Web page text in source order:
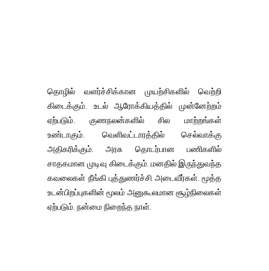
தொழில் வளர்ச்சிக்கான முயற்சிகளில் வெற்றி
கிடைக்கும். உடல் ஆரோக்கியத்தில் முன்னேற்றம்
ஏற்படும். குணநலன்களில் சில மாற்றங்கள்
உண்டாகும். வெளிவட்டாரத்தில் செல்வாக்கு
அதிகரிக்கும். அரசு தொடர்பான பணிகளில்
சாதகமான முடிவு கிடைக்கும். மனதில் இருந்துவந்த
கவலைகள் நீங்கி புத்துணர்ச்சி அடைவீர்கள். மூத்த
உடன்பிறப்புகளின் மூலம் அனுகூலமான சூழ்நிலைகள்
ஏற்படும். நன்மை நிறைந்த நாள்.